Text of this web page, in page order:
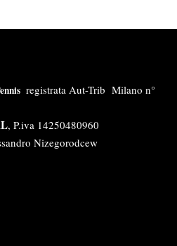
registrata Aut-Trib Milano n°
, P.iva 14250480960
Nizegorodcew